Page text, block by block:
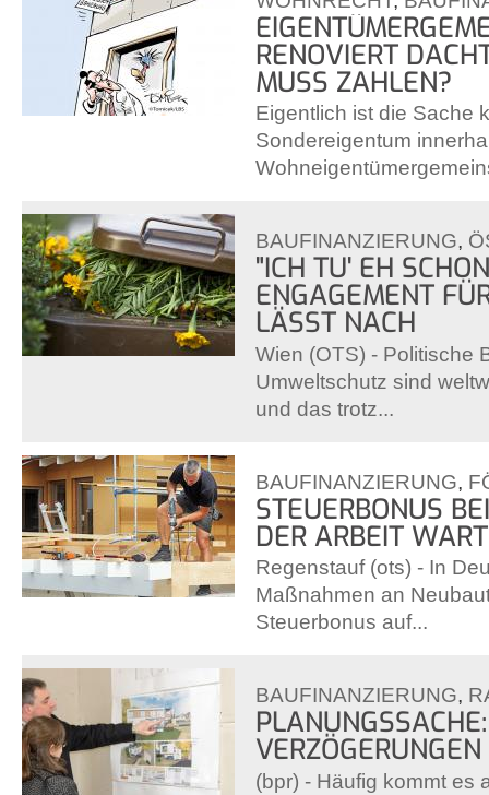
RENOVIERT
MUSS ZAHLEN?
Eigentlich ist die Sache
Sondereigentum
BAUFINANZIERUNG,
"ICH TU' EH
ENGAGEMENT
LÄSST NACH
Wien (OTS) - Politische
Umweltschutz sind
und das trotz...
BAUFINANZIERUNG,
STEUERBONUS
DER ARBEIT
Regenstauf (ots) - In
Maßnahmen an
Steuerbonus auf...
BAUFINANZIERUNG,
(bpr) - Häufig kommt es